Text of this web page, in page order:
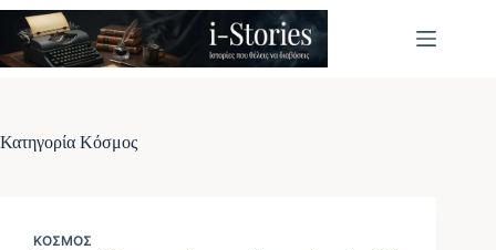
Μετάβαση
στο
περιεχόμενο
Κατηγορία Κόσμος
ΚΌΣΜΟΣ